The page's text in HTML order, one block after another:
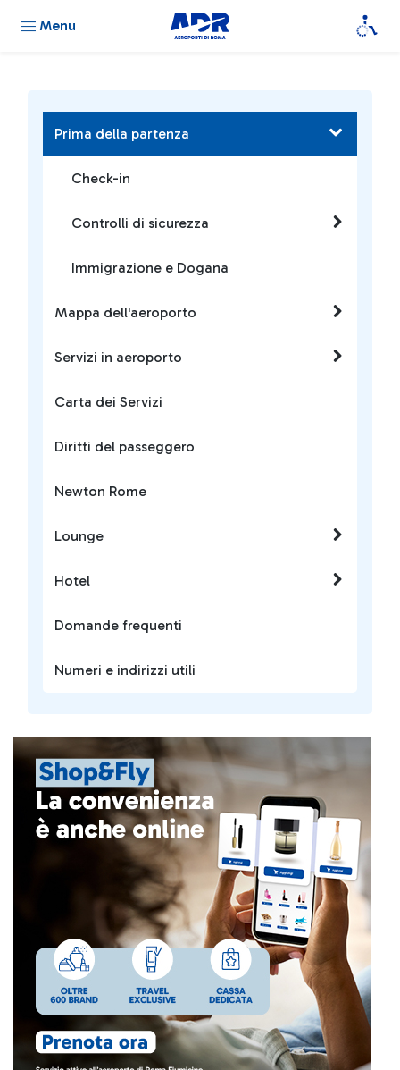
Menu
Prima della partenza
Check-in
Controlli di sicurezza
Immigrazione e Dogana
Mappa dell'aeroporto
Servizi in aeroporto
Carta dei Servizi
Diritti del passeggero
Newton Rome
Lounge
Hotel
Domande frequenti
Numeri e indirizzi utili